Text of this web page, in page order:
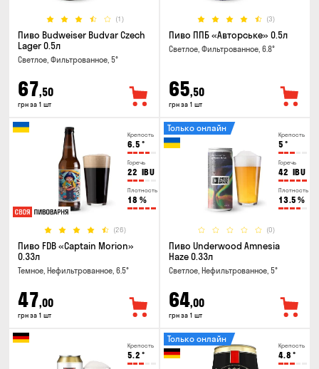
(1)
Пиво Budweiser Budvar Czech
Lager 0.5л
Светлое, Фильтрованное, 5°
67,50
грн за 1 шт
(3)
Пиво ППБ «Авторське» 0.5л
Светлое, Фильтрованное, 6.8°
65,50
грн за 1 шт
Крепость
6.5 °
Горечь
22 IBU
Плотность
18 %
(26)
Пиво FDB «Captain Morion»
0.33л
Темное, Нефильтрованное, 6.5°
47,00
грн за 1 шт
Крепость
5 °
Горечь
42 IBU
Плотность
13.5 %
(0)
Только онлайн
Пиво Underwood Amnesia
Haze 0.33л
Светлое, Нефильтрованное, 5°
64,00
грн за 1 шт
Крепость
5.2 °
Крепость
4.8 °
Только онлайн